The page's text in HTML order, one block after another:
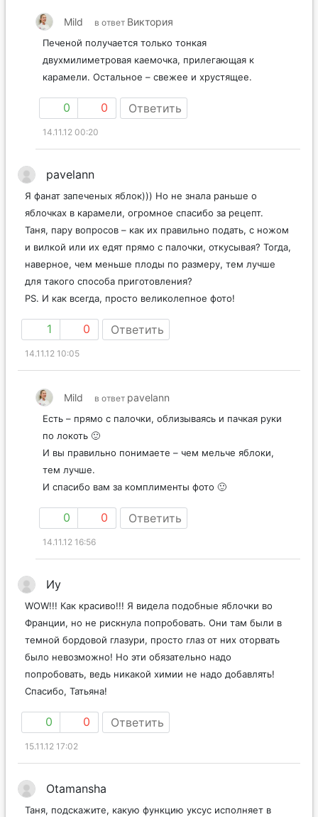
Mild в ответ Виктория
Печеной получается только тонкая
двухмилиметровая каемочка, прилегающая к
карамели. Остальное – свежее и хрустящее.
0 0 Ответить
14.11.12 00:20
pavelann
Я фанат запеченых яблок))) Но не знала раньше о
яблочках в карамели, огромное спасибо за рецепт.
Таня, пару вопросов – как их правильно подать, с ножом
и вилкой или их едят прямо с палочки, откусывая? Тогда,
наверное, чем меньше плоды по размеру, тем лучше
для такого способа приготовления?
PS. И как всегда, просто великолепное фото!
1 0 Ответить
14.11.12 10:05
Mild в ответ pavelann
Есть – прямо с палочки, облизываясь и пачкая руки
по локоть 🙂
И вы правильно понимаете – чем мельче яблоки,
тем лучше.
И спасибо вам за комплименты фото 🙂
0 0 Ответить
14.11.12 16:56
Иу
WOW!!! Как красиво!!! Я видела подобные яблочки во
Франции, но не рискнула попробовать. Они там были в
темной бордовой глазури, просто глаз от них оторвать
было невозможно! Но эти обязательно надо
попробовать, ведь никакой химии не надо добавлять!
Спасибо, Татьяна!
0 0 Ответить
15.11.12 17:02
Otamansha
Таня, подскажите, какую функцию уксус исполняет в